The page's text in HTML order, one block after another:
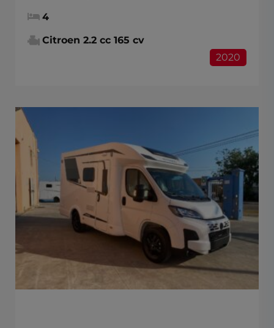
4
Citroen 2.2 cc 165 cv
2020